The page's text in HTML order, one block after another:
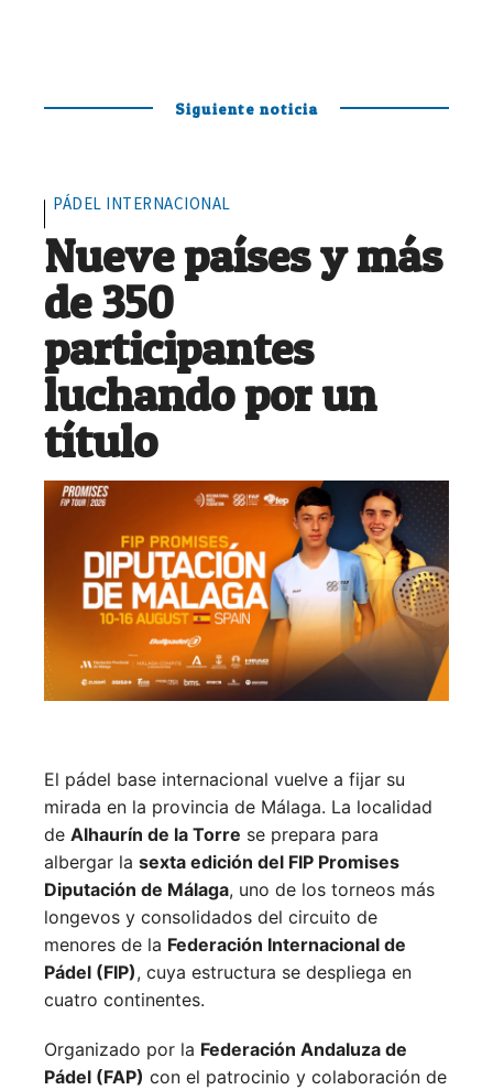
Siguiente noticia
PÁDEL INTERNACIONAL
Nueve países y más
de 350
participantes
luchando por un
título
El pádel base internacional vuelve a fijar su
mirada en la provincia de Málaga. La localidad
de Alhaurín de la Torre se prepara para
albergar la sexta edición del FIP Promises
Diputación de Málaga, uno de los torneos más
longevos y consolidados del circuito de
menores de la Federación Internacional de
Pádel (FIP), cuya estructura se despliega en
cuatro continentes.
Organizado por la Federación Andaluza de
Pádel (FAP) con el patrocinio y colaboración de